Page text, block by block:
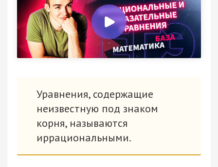
Уравнения, содержащие
неизвестную под знаком
корня, называются
иррациональными.